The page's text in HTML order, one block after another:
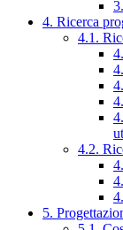
4. Ricerca
4.1.
4.2.
5.